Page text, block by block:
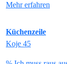
Mehr erfahren
Küchenzeile
Koje 45